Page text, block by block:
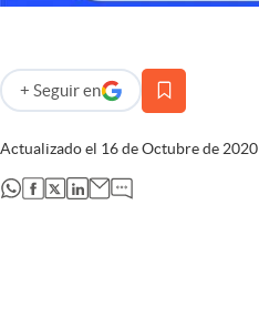
Actualizado el 16 de Octubre de 2020
+ Seguir en
abre en nueva pestaña
abre en nueva pestaña
abre en nueva pestaña
abre en nueva pestaña
abre en nueva pestaña